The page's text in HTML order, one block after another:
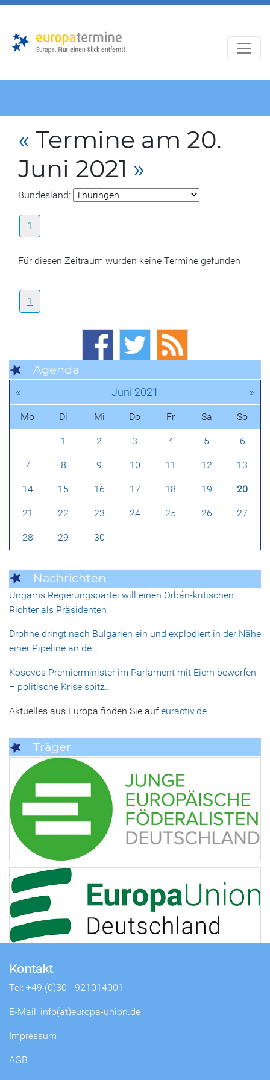
« Termine am 20.
Juni 2021 »
Bundesland:
1
Für diesen Zeitraum wurden keine Termine gefunden
1
Agenda
« Juni 2021 »
Mo Di Mi Do Fr Sa So
1 2 3 4 5 6
7 8 9 10 11 12 13
14 15 16 17 18 19 20
21 22 23 24 25 26 27
28 29 30
Nachrichten
Ungarns Regierungspartei will einen Orbán-kritischen
Richter als Präsidenten
Drohne dringt nach Bulgarien ein und explodiert in der Nähe
einer Pipeline an de…
Kosovos Premierminister im Parlament mit Eiern beworfen
– politische Krise spitz…
Aktuelles aus Europa finden Sie aufeuractiv.de
Träger
Kontakt
Tel: +49 (0)30 - 921014001
E-Mail: info(at)europa-union.de
Impressum
AGB